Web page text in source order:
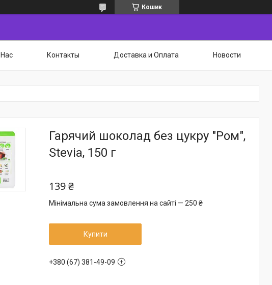
Кошик
Контакты Доставка и Оплата Новости
Гарячий шоколад без цукру "Ром",
Stevia, 150 г
139 ₴
Мінімальна сума замовлення на сайті — 250 ₴
Купити
+380 (67) 381-49-09